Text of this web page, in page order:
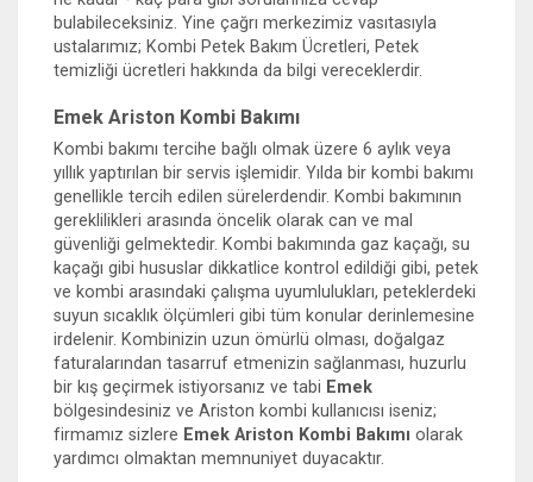
bulabileceksiniz. Yine çağrı merkezimiz vasıtasıyla
ustalarımız; Kombi Petek Bakım Ücretleri, Petek
temizliği ücretleri hakkında da bilgi vereceklerdir.
Emek Ariston Kombi Bakımı
Kombi bakımı tercihe bağlı olmak üzere 6 aylık veya
yıllık yaptırılan bir servis işlemidir. Yılda bir kombi bakımı
genellikle tercih edilen sürelerdendir. Kombi bakımının
gereklilikleri arasında öncelik olarak can ve mal
güvenliği gelmektedir. Kombi bakımında gaz kaçağı, su
kaçağı gibi hususlar dikkatlice kontrol edildiği gibi, petek
ve kombi arasındaki çalışma uyumlulukları, peteklerdeki
suyun sıcaklık ölçümleri gibi tüm konular derinlemesine
irdelenir. Kombinizin uzun ömürlü olması, doğalgaz
faturalarından tasarruf etmenizin sağlanması, huzurlu
bir kış geçirmek istiyorsanız ve tabi Emek
bölgesindesiniz ve Ariston kombi kullanıcısı iseniz;
firmamız sizlere Emek Ariston Kombi Bakımı olarak
yardımcı olmaktan memnuniyet duyacaktır.